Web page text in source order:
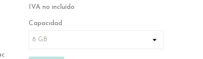
IVA no incluído
Capacidad